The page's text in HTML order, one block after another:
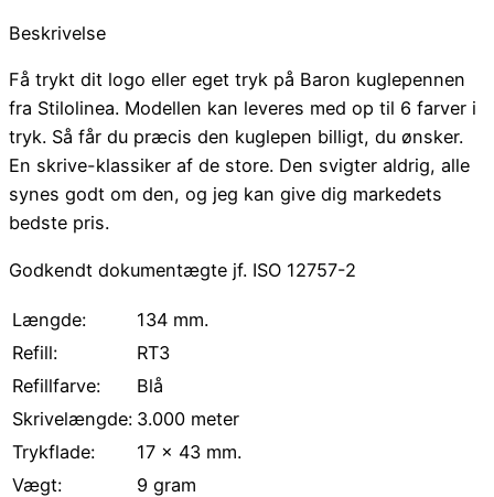
Beskrivelse
Få trykt dit logo eller eget tryk på Baron kuglepennen
fra Stilolinea. Modellen kan leveres med op til 6 farver i
tryk. Så får du præcis den kuglepen billigt, du ønsker.
En skrive-klassiker af de store. Den svigter aldrig, alle
synes godt om den, og jeg kan give dig markedets
bedste pris.
Godkendt dokumentægte jf. ISO 12757-2
Længde:
134 mm.
Refill:
RT3
Refillfarve:
Blå
Skrivelængde: 3.000 meter
Trykflade:
17 x 43 mm.
Vægt: 9 gram